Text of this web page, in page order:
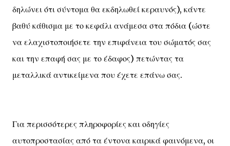
δηλώνει ότι σύντομα θα εκδηλωθεί κεραυνός), κάντε
βαθύ κάθισμα με το κεφάλι ανάμεσα στα πόδια (ώστε
να ελαχιστοποιήσετε την επιφάνεια του σώματός σας
και την επαφή σας με το έδαφος) πετώντας τα
μεταλλικά αντικείμενα που έχετε επάνω σας.
Για περισσότερες πληροφορίες και οδηγίες
αυτοπροστασίας από τα έντονα καιρικά φαινόμενα, οι